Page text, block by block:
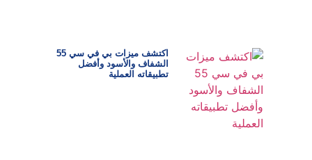
اكتشف ميزات بي في سي 55
الشفاف والأسود وأفضل
تطبيقاته العملية